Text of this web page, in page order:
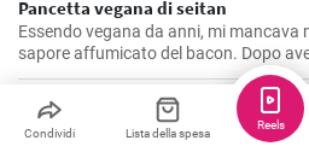
Pancetta vegana di seitan
Essendo vegana da anni, mi mancava
sapore affumicato del bacon. Dopo
a base vegetale che non mi
di creare il mio bacon vegano. Dopo
modifiche, sono orgogliosa di
bacon vegano è delizioso!
Condividi Lista della spesa
Reels